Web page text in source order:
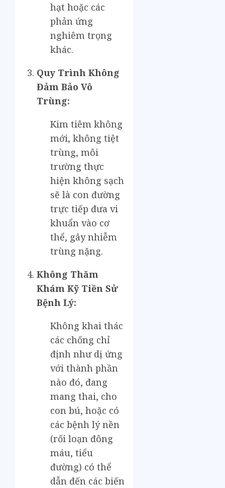
hạt hoặc các
phản ứng
nghiêm trọng
khác.
Quy Trình Không
Đảm Bảo Vô
Trùng:
Kim tiêm không
mới, không tiệt
trùng, môi
trường thực
hiện không sạch
sẽ là con đường
trực tiếp đưa vi
khuẩn vào cơ
thể, gây nhiễm
trùng nặng.
Không Thăm
Khám Kỹ Tiền Sử
Bệnh Lý:
Không khai thác
các chống chỉ
định như dị ứng
với thành phần
nào đó, đang
mang thai, cho
con bú, hoặc có
các bệnh lý nền
(rối loạn đông
máu, tiểu
đường) có thể
dẫn đến các biến